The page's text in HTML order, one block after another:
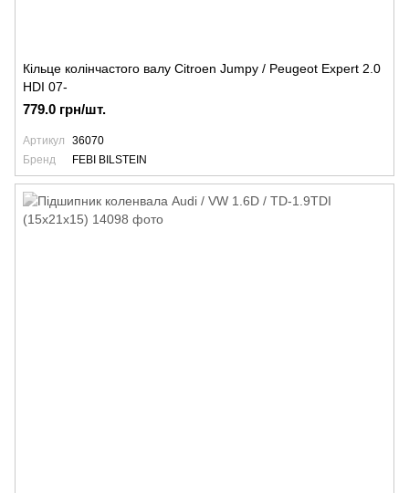
Кільце колінчастого валу Citroen Jumpy / Peugeot Expert 2.0
HDI 07-
779.0 грн/шт.
Артикул
36070
Бренд
FEBI BILSTEIN